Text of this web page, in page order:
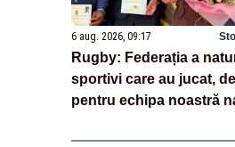
6 aug. 2026, 09:17
Rugby: Federația a
sportivi care au jucat,
pentru echipa noastră